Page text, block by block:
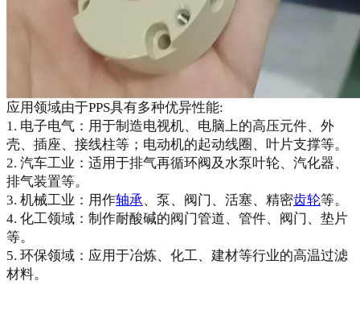
应用领域由于PPS具有多种优异性能:
1. 电子电气：用于制造电视机、电脑上的高压元件、外
壳、插座、接线柱等；电动机的起动线圈、叶片支撑等。
2. 汽车工业：适用于排气再循环阀及水泵叶轮、汽化器、
排气装置等。
3. 机械工业：用作轴承、泵、阀门、活塞、精密齿轮等。
4. 化工领域：制作耐酸碱的阀门管道、管件、阀门、垫片
等。
5. 环保领域：应用于冶炼、化工、建材等行业的高温过滤
材料。